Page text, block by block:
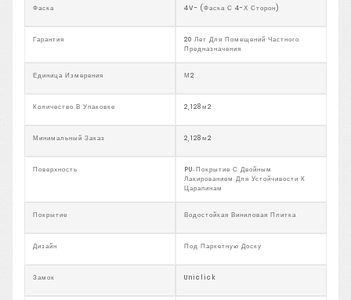
Фаска 4V- (фаска С 4-Х Сторон)
Гарантия
20 Лет Для Помещений Частного
Предназначения
Единица Измерения М2
Количество В Упаковке 2,128м2
Минимальный Заказ 2,128м2
Поверхность
PU‑покрытие С Двойным
Лакированием Для Устойчивости К
Царапинам
Покрытие Водостойкая Виниловая Плитка
Дизайн Под Паркетную Доску
Замок Uniclick